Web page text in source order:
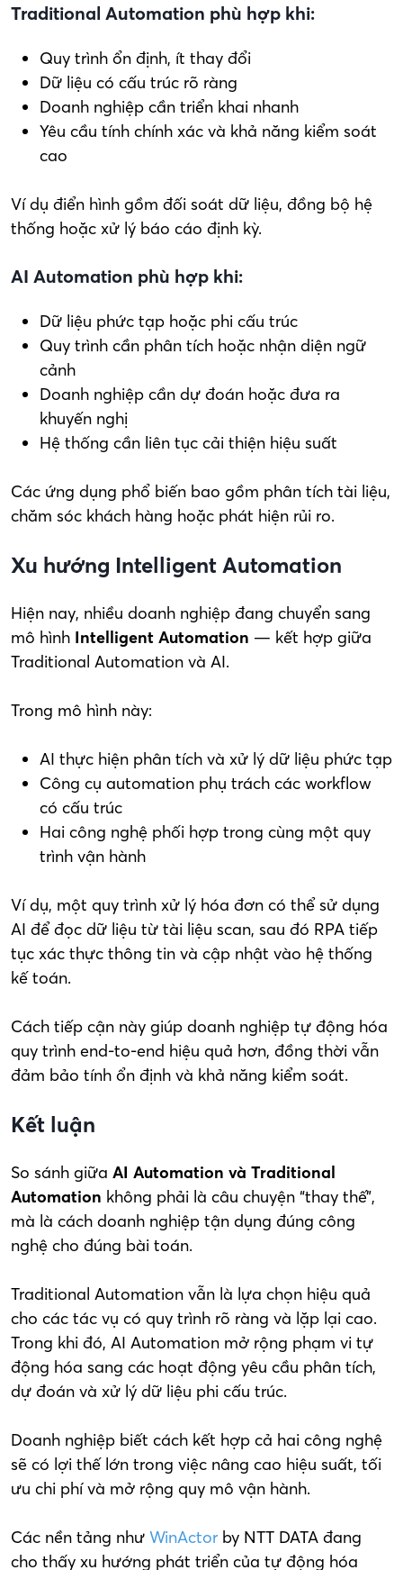
Traditional Automation phù hợp khi:
Quy trình ổn định, ít thay đổi
Dữ liệu có cấu trúc rõ ràng
Doanh nghiệp cần triển khai nhanh
Yêu cầu tính chính xác và khả năng kiểm soát
cao
Ví dụ điển hình gồm đối soát dữ liệu, đồng bộ hệ
thống hoặc xử lý báo cáo định kỳ.
AI Automation phù hợp khi:
Dữ liệu phức tạp hoặc phi cấu trúc
Quy trình cần phân tích hoặc nhận diện ngữ
cảnh
Doanh nghiệp cần dự đoán hoặc đưa ra
khuyến nghị
Hệ thống cần liên tục cải thiện hiệu suất
Các ứng dụng phổ biến bao gồm phân tích tài liệu,
chăm sóc khách hàng hoặc phát hiện rủi ro.
Xu hướng Intelligent Automation
Hiện nay, nhiều doanh nghiệp đang chuyển sang
mô hình Intelligent Automation — kết hợp giữa
Traditional Automation và AI.
Trong mô hình này:
AI thực hiện phân tích và xử lý dữ liệu phức tạp
Công cụ automation phụ trách các workflow
có cấu trúc
Hai công nghệ phối hợp trong cùng một quy
trình vận hành
Ví dụ, một quy trình xử lý hóa đơn có thể sử dụng
AI để đọc dữ liệu từ tài liệu scan, sau đó RPA tiếp
tục xác thực thông tin và cập nhật vào hệ thống
kế toán.
Cách tiếp cận này giúp doanh nghiệp tự động hóa
quy trình end-to-end hiệu quả hơn, đồng thời vẫn
đảm bảo tính ổn định và khả năng kiểm soát.
Kết luận
So sánh giữa AI Automation và Traditional
Automation không phải là câu chuyện “thay thế”,
mà là cách doanh nghiệp tận dụng đúng công
nghệ cho đúng bài toán.
Traditional Automation vẫn là lựa chọn hiệu quả
cho các tác vụ có quy trình rõ ràng và lặp lại cao.
Trong khi đó, AI Automation mở rộng phạm vi tự
động hóa sang các hoạt động yêu cầu phân tích,
dự đoán và xử lý dữ liệu phi cấu trúc.
Doanh nghiệp biết cách kết hợp cả hai công nghệ
sẽ có lợi thế lớn trong việc nâng cao hiệu suất, tối
ưu chi phí và mở rộng quy mô vận hành.
Các nền tảng như WinActor by NTT DATA đang
cho thấy xu hướng phát triển của tự động hóa